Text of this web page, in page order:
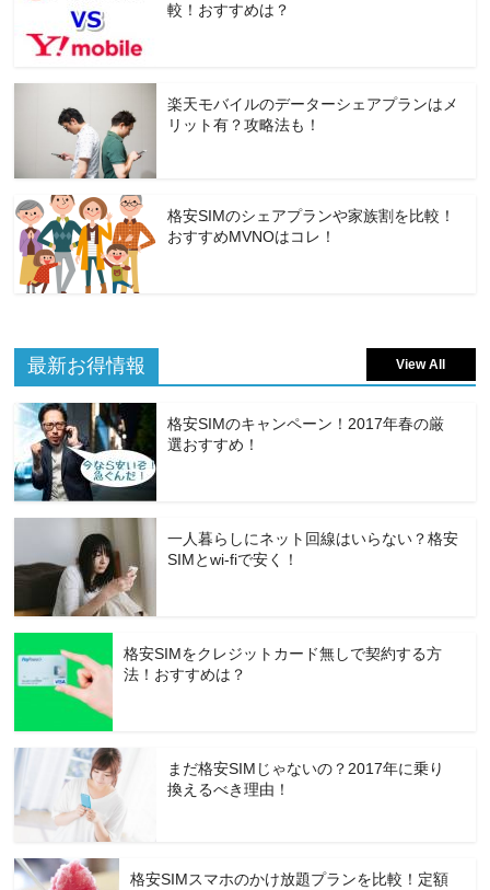
較！おすすめは？
楽天モバイルのデーターシェアプランはメ
リット有？攻略法も！
格安SIMのシェアプランや家族割を比較！
おすすめMVNOはコレ！
最新お得情報 View All
格安SIMのキャンペーン！2017年春の厳
選おすすめ！
一人暮らしにネット回線はいらない？格安
SIMとwi-fiで安く！
格安SIMをクレジットカード無しで契約する方
法！おすすめは？
まだ格安SIMじゃないの？2017年に乗り
換えるべき理由！
格安SIMスマホのかけ放題プランを比較！定額